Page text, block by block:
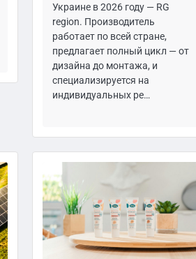
Украине в 2026 году — RG
region. Производитель
работает по всей стране,
предлагает полный цикл — от
дизайна до монтажа, и
специализируется на
индивидуальных ре…